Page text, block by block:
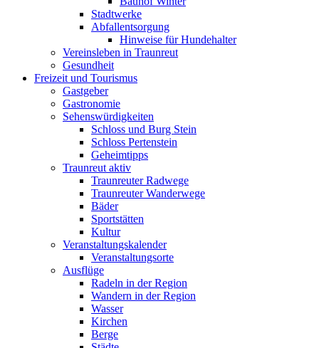
Stadtwerke
Abfallentsorgung
Hinweise für Hundehalter
Vereinsleben in Traunreut
Gesundheit
Freizeit und Tourismus
Gastgeber
Gastronomie
Sehenswürdigkeiten
Schloss und Burg Stein
Schloss Pertenstein
Geheimtipps
Traunreut aktiv
Traunreuter Radwege
Traunreuter Wanderwege
Bäder
Sportstätten
Kultur
Veranstaltungskalender
Veranstaltungsorte
Ausflüge
Radeln in der Region
Wandern in der Region
Wasser
Kirchen
Berge